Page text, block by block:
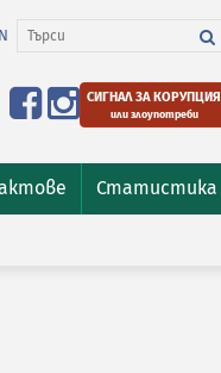
СИГНАЛ ЗА КОРУПЦИЯ
или злоупотреби
Статистика